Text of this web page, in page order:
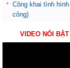
Công khai tình
công)
VIDEO NỔI BẬT